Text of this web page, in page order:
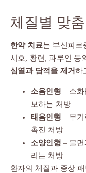
체질별 맞
한약 치료는 부신피로
시호, 황련, 과루인 등
심열과 담적을 제거하
소음인형 – 소
보하는 처방
태음인형 – 무
촉진 처방
소양인형 – 불
리는 처방
환자의 체질과 증상